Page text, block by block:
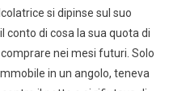
si dipinse sul suo
di cosa la sua quota di
nei mesi futuri. Solo
in un angolo, teneva